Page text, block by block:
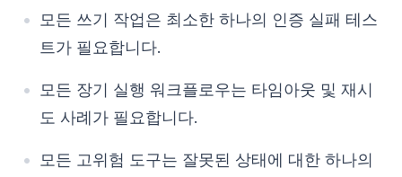
모든 쓰기 작업은 최소한 하나의 인증 실패 테스
트가 필요합니다.
모든 장기 실행 워크플로우는 타임아웃 및 재시
도 사례가 필요합니다.
모든 고위험 도구는 잘못된 상태에 대한 하나의